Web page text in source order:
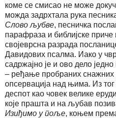
коме се смисао не може
можда задрхтала рука
Слово љубве, песничка
парафраза и библијске
својеврсна разрада
Давидових псалма. Иако у
садржајно је и ово дело
– ређање пробраних снажних
опсервација над њима. Из
деспот као човек велике
које прашта и на љубав
Изиђимо у поље, коњем